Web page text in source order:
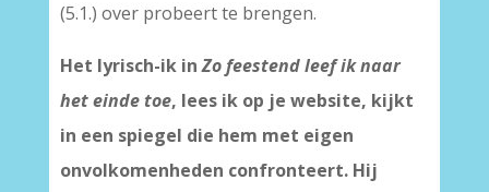
(5.1.) over probeert te brengen.
Het lyrisch-ik inZo feestend leef ik naar
het einde toe, lees ik op je website, kijkt
in een spiegel die hem met eigen
onvolkomenheden confronteert. Hij